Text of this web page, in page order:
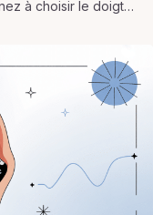
à choisir le doigt